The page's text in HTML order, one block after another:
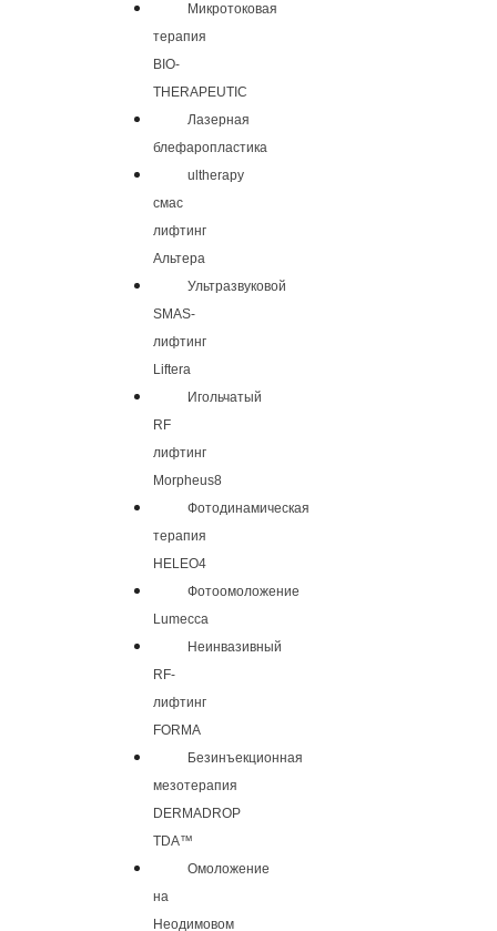
Микротоковая
терапия
BIO-
THERAPEUTIC
Лазерная
блефаропластика
ultherapy
смас
лифтинг
Альтера
Ультразвуковой
SMAS-
лифтинг
Liftera
Игольчатый
RF
лифтинг
Morpheus8
Фотодинамическая
терапия
HELEO4
Фотоомоложение
Lumecca
Неинвазивный
RF-
лифтинг
FORMA
Безинъекционная
мезотерапия
DERMADROP
TDA™
Омоложение
на
Неодимовом